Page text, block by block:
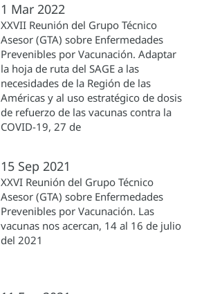
1 Mar 2022
XXVII Reunión del Grupo Técnico
Asesor (GTA) sobre Enfermedades
Prevenibles por Vacunación. Adaptar
la hoja de ruta del SAGE a las
necesidades de la Región de las
Américas y al uso estratégico de dosis
de refuerzo de las vacunas contra la
COVID-19, 27 de
15 Sep 2021
XXVI Reunión del Grupo Técnico
Asesor (GTA) sobre Enfermedades
Prevenibles por Vacunación. Las
vacunas nos acercan, 14 al 16 de julio
del 2021